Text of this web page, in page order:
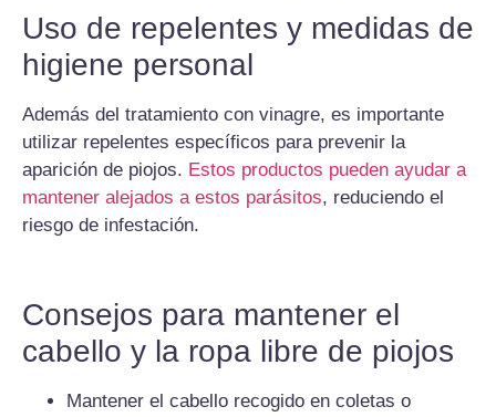
Uso de repelentes y medidas de
higiene personal
Además del tratamiento con vinagre, es importante
utilizar repelentes específicos para prevenir la
aparición de piojos. Estos productos pueden ayudar a
mantener alejados a estos parásitos, reduciendo el
riesgo de infestación.
Consejos para mantener el
cabello y la ropa libre de piojos
Mantener el cabello recogido en coletas o